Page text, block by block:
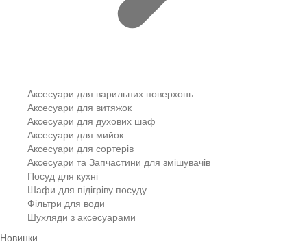
Аксесуари для варильних поверхонь
Аксесуари для витяжок
Аксесуари для духових шаф
Аксесуари для мийок
Аксесуари для сортерів
Аксесуари та Запчастини для змішувачів
Посуд для кухні
Шафи для підігріву посуду
Фільтри для води
Шухляди з аксесуарами
Новинки